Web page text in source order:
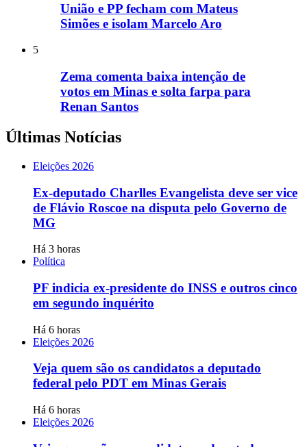
União e PP fecham com Mateus
Simões e isolam Marcelo Aro
5
Zema comenta baixa intenção de
votos em Minas e solta farpa para
Renan Santos
Últimas Notícias
Eleições 2026
Ex-deputado Charlles Evangelista deve ser vice
de Flávio Roscoe na disputa pelo Governo de
MG
Há 3 horas
Política
PF indicia ex-presidente do INSS e outros cinco
em segundo inquérito
Há 6 horas
Eleições 2026
Veja quem são os candidatos a deputado
federal pelo PDT em Minas Gerais
Há 6 horas
Eleições 2026